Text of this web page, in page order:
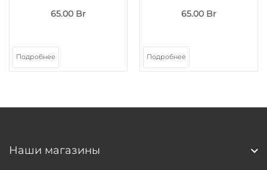
65.00 Br
Подробнее
65.00 Br
Подробнее
Наши магазины